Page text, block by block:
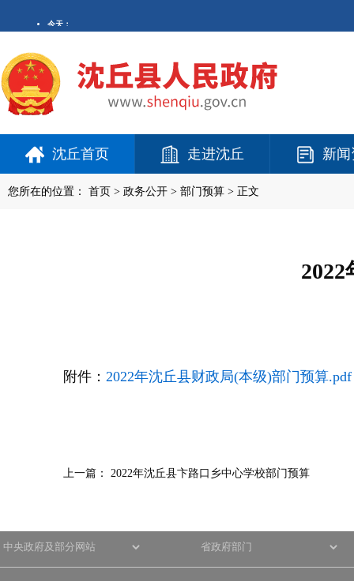
沈丘首页 走进沈丘 新
您所在的位置： 首页 > 政务公开 > 部门预算 > 正文
附件： 2022年沈丘县财政局(本级)部门预算.pdf
上一篇： 2022年沈丘县卞路口乡中心学校部门预算